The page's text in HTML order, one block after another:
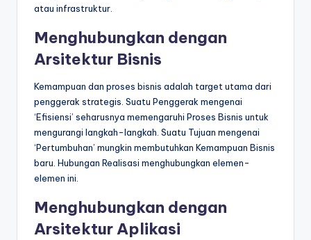
atau infrastruktur.
Menghubungkan dengan
Arsitektur Bisnis
Kemampuan dan proses bisnis adalah target utama dari
penggerak strategis. Suatu Penggerak mengenai
‘Efisiensi’ seharusnya memengaruhi Proses Bisnis untuk
mengurangi langkah-langkah. Suatu Tujuan mengenai
‘Pertumbuhan’ mungkin membutuhkan Kemampuan Bisnis
baru. Hubungan Realisasi menghubungkan elemen-
elemen ini.
Menghubungkan dengan
Arsitektur Aplikasi